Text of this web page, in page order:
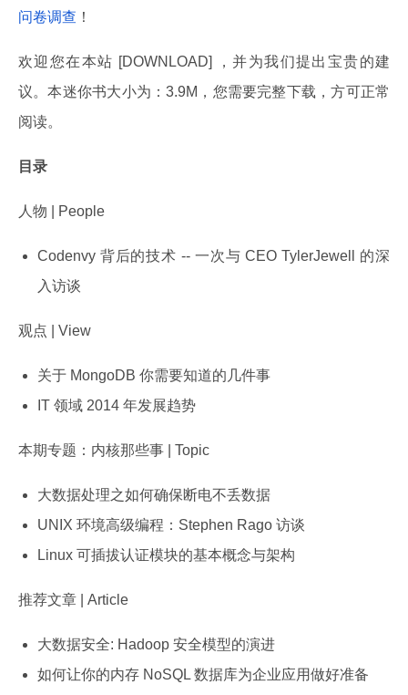
问卷调查 ！
欢迎您在本站 [DOWNLOAD] ，并为我们提出宝贵的建
议。本迷你书大小为：3.9M，您需要完整下载，方可正常
阅读。
目录
人物 | People
Codenvy 背后的技术 -- 一次与 CEO TylerJewell 的深
入访谈
观点 | View
关于 MongoDB 你需要知道的几件事
IT 领域 2014 年发展趋势
本期专题：内核那些事 | Topic
大数据处理之如何确保断电不丢数据
UNIX 环境高级编程：Stephen Rago 访谈
Linux 可插拔认证模块的基本概念与架构
推荐文章 | Article
大数据安全: Hadoop 安全模型的演进
如何让你的内存 NoSQL 数据库为企业应用做好准备